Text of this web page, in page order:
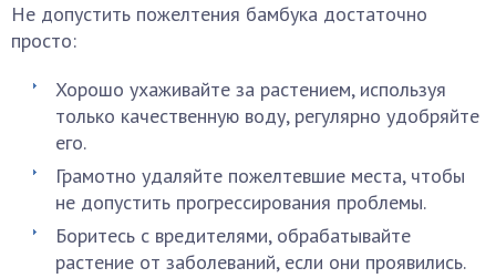
Не допустить пожелтения бамбука достаточно
просто:
Хорошо ухаживайте за растением, используя
только качественную воду, регулярно удобряйте
его.
Грамотно удаляйте пожелтевшие места, чтобы
не допустить прогрессирования проблемы.
Боритесь с вредителями, обрабатывайте
растение от заболеваний, если они проявились.